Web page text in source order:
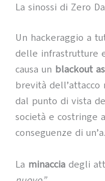
La sinossi di Zero
Un hackeraggio a
delle infrastrutture
causa un blackout
brevità dell’attacco
dal punto di vista
società e costringe
conseguenze di
La minaccia degli